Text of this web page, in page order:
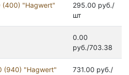
(400) "Hagwert"
295.00 руб./
шт
0.00
руб./703.38
(940) "Hagwert"
731.00 руб./